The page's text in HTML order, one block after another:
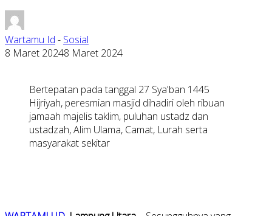
Wartamu Id - Sosial
8 Maret 20248 Maret 2024
Bertepatan pada tanggal 27 Sya'ban 1445
Hijriyah, peresmian masjid dihadiri oleh ribuan
jamaah majelis taklim, puluhan ustadz dan
ustadzah, Alim Ulama, Camat, Lurah serta
masyarakat sekitar